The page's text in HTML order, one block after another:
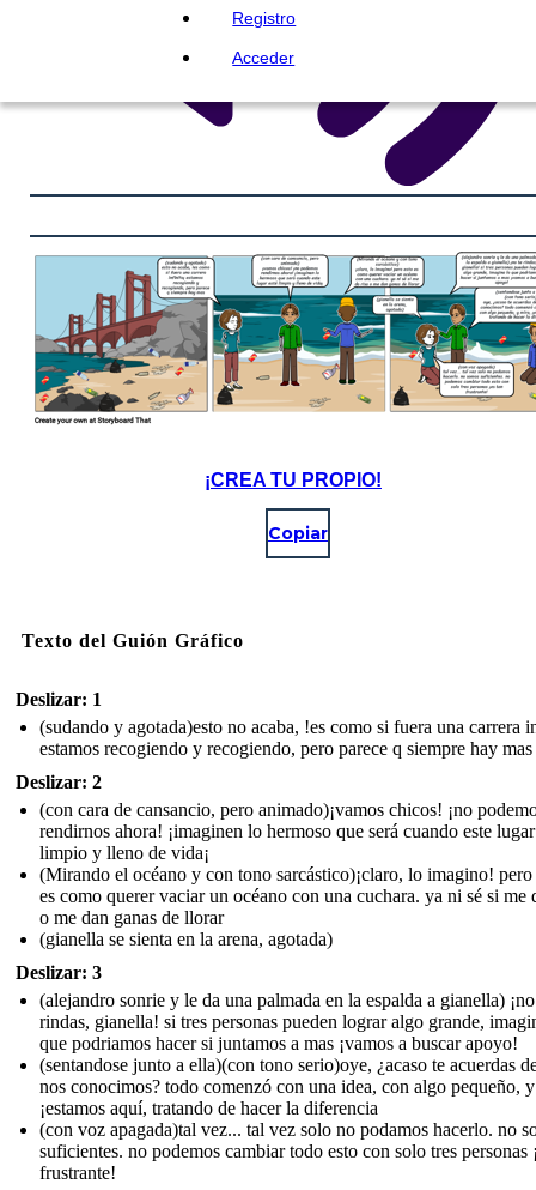
Registro
Acceder
¡CREA TU PROPIO!
Copiar
Texto del Guión Gráfico
Deslizar: 1
(sudando y agotada)esto no acaba, !es como si fuera una carrera
estamos recogiendo y recogiendo, pero parece q siempre hay mas
Deslizar: 2
(con cara de cansancio, pero animado)¡vamos chicos! ¡no
rendirnos ahora! ¡imaginen lo hermoso que será cuando este
limpio y lleno de vida¡
(Mirando el océano y con tono sarcástico)¡claro, lo imagino! pero
es como querer vaciar un océano con una cuchara. ya ni sé si me
o me dan ganas de llorar
(gianella se sienta en la arena, agotada)
Deslizar: 3
(alejandro sonrie y le da una palmada en la espalda a gianella)
rindas, gianella! si tres personas pueden lograr algo grande,
que podriamos hacer si juntamos a mas ¡vamos a buscar apoyo!
(sentandose junto a ella)(con tono serio)oye, ¿acaso te acuerdas
nos conocimos? todo comenzó con una idea, con algo pequeño,
¡estamos aquí, tratando de hacer la diferencia
(con voz apagada)tal vez... tal vez solo no podamos hacerlo. no
suficientes. no podemos cambiar todo esto con solo tres personas
frustrante!